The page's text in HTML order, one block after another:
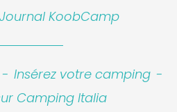
Journal KoobCamp
- Insérez votre camping -
Camping Italia